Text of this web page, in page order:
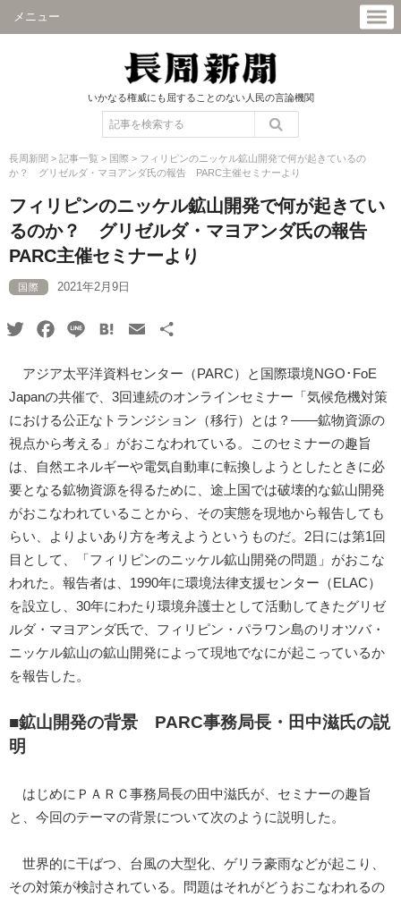
メニュー
いかなる権威にも屈することのない人民の言論機関
長周新聞 > 記事一覧 > 国際 > フィリピンのニッケル鉱山開発で何が起きているの
か？ グリゼルダ・マヨアンダ氏の報告 PARC主催セミナーより
フィリピンのニッケル鉱山開発で何が起きてい
るのか？ グリゼルダ・マヨアンダ氏の報告
PARC主催セミナーより
国際 2021年2月9日
TwitterFacebook
Line HatenaEmail
アジア太平洋資料センター（PARC）と国際環境NGO･FoE
Japanの共催で、3回連続のオンラインセミナー「気候危機対策
における公正なトランジション（移行）とは？――鉱物資源の
視点から考える」がおこなわれている。このセミナーの趣旨
は、自然エネルギーや電気自動車に転換しようとしたときに必
要となる鉱物資源を得るために、途上国では破壊的な鉱山開発
がおこなわれていることから、その実態を現地から報告しても
らい、よりよいあり方を考えようというものだ。2日には第1回
目として、「フィリピンのニッケル鉱山開発の問題」がおこな
われた。報告者は、1990年に環境法律支援センター（ELAC）
を設立し、30年にわたり環境弁護士として活動してきたグリゼ
ルダ・マヨアンダ氏で、フィリピン・パラワン島のリオツバ・
ニッケル鉱山の鉱山開発によって現地でなにが起こっているか
を報告した。
■鉱山開発の背景 PARC事務局長・田中滋氏の説
明
はじめにＰＡＲＣ事務局長の田中滋氏が、セミナーの趣旨
と、今回のテーマの背景について次のように説明した。
世界的に干ばつ、台風の大型化、ゲリラ豪雨などが起こり、
その対策が検討されている。問題はそれがどうおこなわれるの